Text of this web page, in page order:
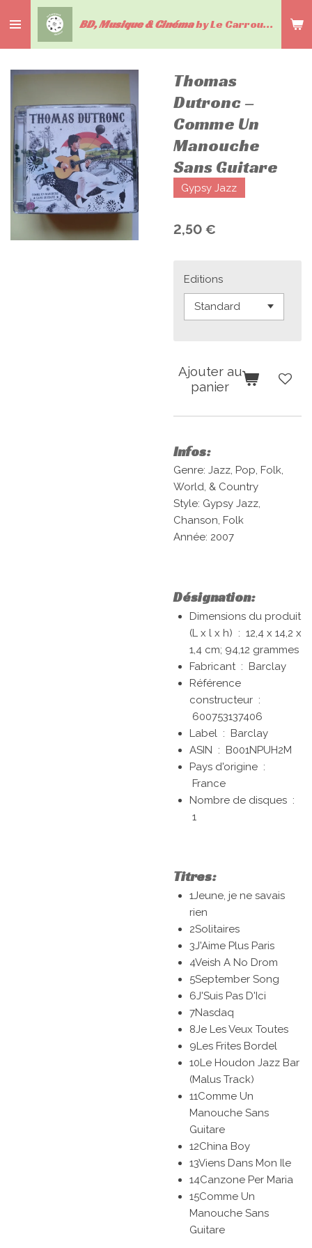
au
contenu
BD, Musique & Cinémaby Le Carrousel du livre
Thomas
Dutronc –
Comme Un
Manouche
Sans Guitare
Gypsy Jazz
2,50 €
Editions
Ajouter au
panier
Infos:
Genre: Jazz, Pop, Folk,
World, & Country
Style: Gypsy Jazz,
Chanson, Folk
Année: 2007
Désignation:
Dimensions du produit
(L x l x h) ‏ : ‎ 12,4 x 14,2 x
1,4 cm; 94,12 grammes
Fabricant ‏ : ‎ Barclay
Référence
constructeur ‏ :
600753137406
Label ‏ : ‎ Barclay
ASIN ‏ : ‎ B001NPUH2M
Pays d'origine ‏ :
France
Nombre de disques ‏ :
1
Titres:
1Jeune, je ne savais
rien
2Solitaires
3J'Aime Plus Paris
4Veish A No Drom
5September Song
6J'Suis Pas D'Ici
7Nasdaq
8Je Les Veux Toutes
9Les Frites Bordel
10Le Houdon Jazz Bar
(Malus Track)
11Comme Un
Manouche Sans
Guitare
12China Boy
13Viens Dans Mon Ile
14Canzone Per Maria
15Comme Un
Manouche Sans
Guitare